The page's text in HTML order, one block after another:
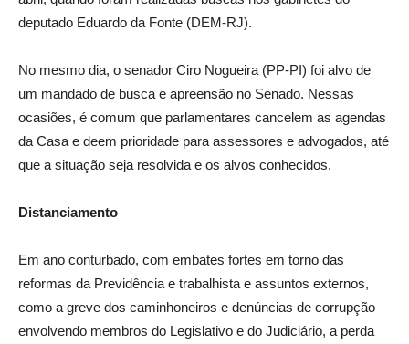
deputado Eduardo da Fonte (DEM-RJ).
No mesmo dia, o senador Ciro Nogueira (PP-PI) foi alvo de
um mandado de busca e apreensão no Senado. Nessas
ocasiões, é comum que parlamentares cancelem as agendas
da Casa e deem prioridade para assessores e advogados, até
que a situação seja resolvida e os alvos conhecidos.
Distanciamento
Em ano conturbado, com embates fortes em torno das
reformas da Previdência e trabalhista e assuntos externos,
como a greve dos caminhoneiros e denúncias de corrupção
envolvendo membros do Legislativo e do Judiciário, a perda